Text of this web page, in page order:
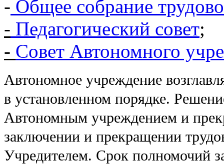
- Общее собрание
- Педагогический совет;
- Совет Автономного
Автономное учреждение
в установленном порядке.
Автономным учреждением и
заключении и прекращении
Учредителем. Срок полномочий